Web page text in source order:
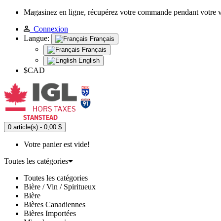
Magasinez en ligne, récupérez votre commande pendant votre
Connexion
Langue:
Français
Français
English
$CAD
0 article(s) - 0,00 $
Votre panier est vide!
Toutes les catégories
Toutes les catégories
Bière / Vin / Spiritueux
Bière
Bières Canadiennes
Bières Importées